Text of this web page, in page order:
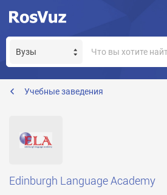
Учебные заведения
Edinburgh Language Academy
info@elacademy.co.uk